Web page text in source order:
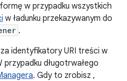
w przypadku wszystkich
w ładunku przekazywanym do
.
identyfikatory URI treści w
przypadku długotrwałego
. Gdy to zrobisz ,